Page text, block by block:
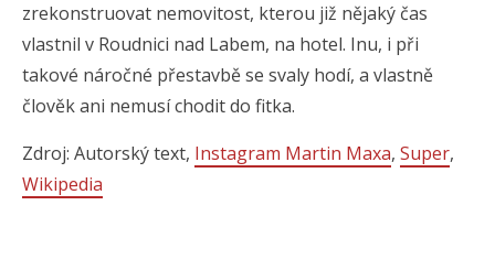
zrekonstruovat nemovitost, kterou již nějaký čas
vlastnil v Roudnici nad Labem, na hotel. Inu, i při
takové náročné přestavbě se svaly hodí, a vlastně
člověk ani nemusí chodit do fitka.
Zdroj: Autorský text, Instagram Martin Maxa, Super,
Wikipedia